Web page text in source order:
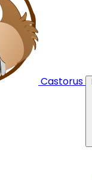
Castorus